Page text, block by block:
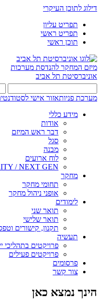
דילוג לתוכן העיקרי
תפריט עליון
תפריט ראשי
תוכן ראשי
מיזם המחקר להנדסת מערכות
אוניברסיטת תל אביב
מערכת פניותאזור אישי
מידע כללי
אודות
דבר ראש המיזם
סגל
מבנה
לוח ארועים
/ NEXT GEN
מחקר
תחומי מחקר
אופני ניהול מחקר
לימודים
תואר שני
תואר שלישי
תקנון, קישורים
תעשיה
פרויקטים בתהליכי
פרויקטים פעילים
פרסומים
צור קשר
הינך נמצא כאן